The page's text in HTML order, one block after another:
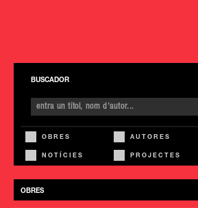
BUSCADOR
OBRES AUTORES
NOTÍCIES PROJECTES
OBRES